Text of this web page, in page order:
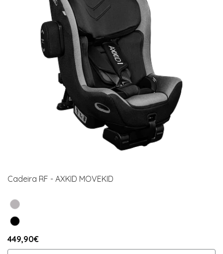
Cadeira RF - AXKID MOVEKID
449,90€